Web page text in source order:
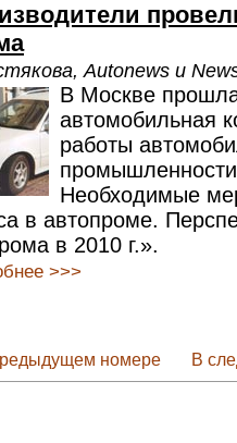
Autonews и
В Москве
автомобильная
работы
Необходимые
в автопроме.
в 2010 г.».
>>>
номере В